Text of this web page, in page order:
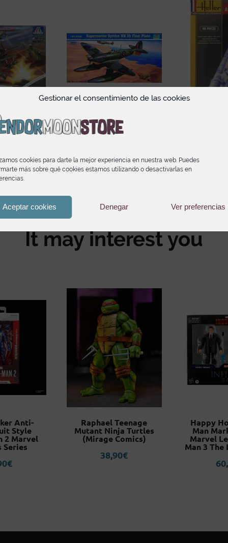
Gestionar el consentimiento de las cookies
cookies para darte la mejor experiencia en nuestra web. Puedes
más sobre qué cookies estamos utilizando o desactivarlas en
Aceptar cookies Denegar Ver preferencias
Longbow
Escala
€
Trumpeter Supermarine
1:24
106,15€
It may interest you
Anti-
Style
2 Marvel
Series
€
Raphael Teenage
Mutant Ninja Turtles
(Mirage Comics)
38,90€
Happy
Man
Marvel
Man 3